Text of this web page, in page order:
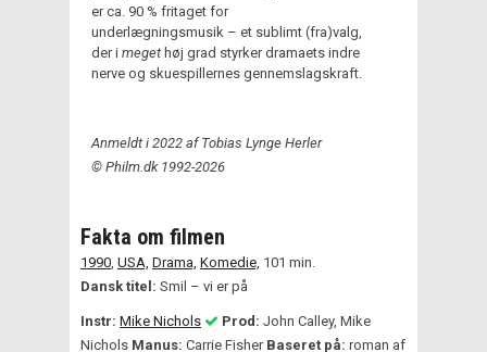
er ca. 90 % fritaget for
underlægningsmusik – et sublimt (fra)valg,
der i meget høj grad styrker dramaets indre
nerve og skuespillernes gennemslagskraft.
Anmeldt i 2022 af Tobias Lynge Herler
© Philm.dk 1992-2026
Fakta om filmen
1990 USA, Drama, Komedie, 101 min.
Dansk titel: Smil – vi er på
Instr: Mike Nichols Prod: John Calley, Mike
Nichols Manus: Carrie Fisher Baseret på: roman af